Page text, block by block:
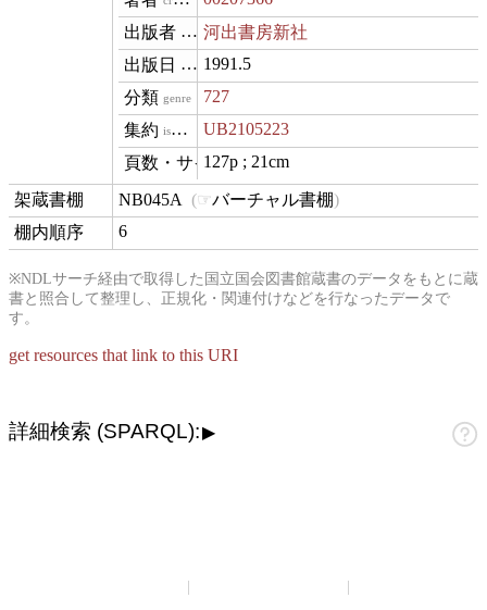
publisher河出書房新社
datePublished
1991.5
genre 727
isVariantOf UB2105223
materialExtent
127p ; 21cm
contentLocation
NB045A バーチャル書棚
position
6
※NDLサーチ経由で取得した国立国会図書館蔵書のデータをもとに蔵
書と照合して整理し、正規化・関連付けなどを行なったデータで
す。
get resources that link to this URI
詳細検索 (SPARQL):▶